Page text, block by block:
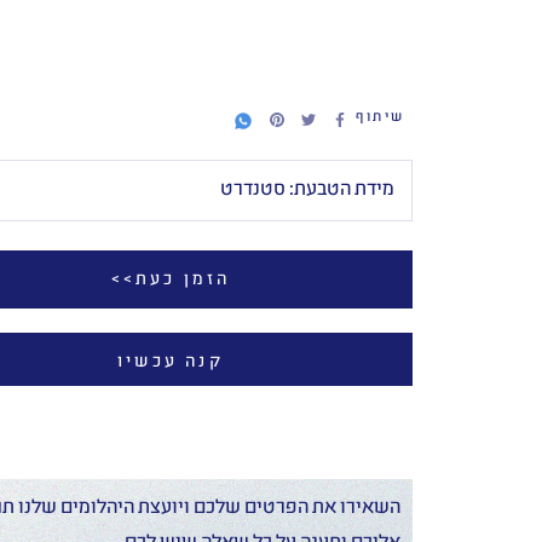
שיתוף
מידת הטבעת: סטנדרט
הזמן כעת>>
קנה עכשיו
השאירו את הפרטים שלכם ויועצת היהלומים שלנו